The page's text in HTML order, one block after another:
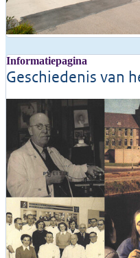
Informatiepagina
Geschiedenis van